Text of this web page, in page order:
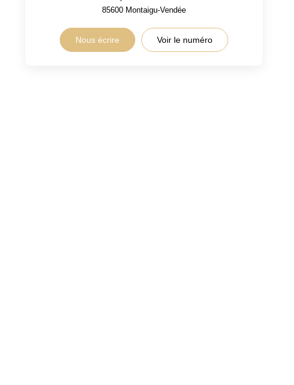
85600 Montaigu-Vendée
Nous écrire Voir le numéro